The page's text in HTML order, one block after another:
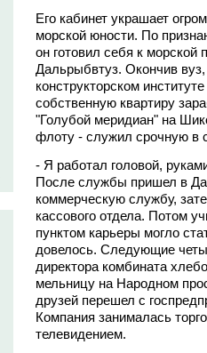
Его кабинет украшает
морской юности. По
он готовил себя к
Дальрыбвтуз. Окончив вуз,
конструкторском
собственную квартиру
"Голубой меридиан" на
флоту - служил срочную в
- Я работал головой,
После службы пришел в
коммерческую службу,
кассового отдела. Потом
пунктом карьеры могло
довелось. Следующие
директора комбината
мельницу на Народном
друзей перешел с
Компания занималась
телевидением.